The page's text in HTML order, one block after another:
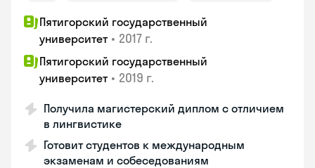
Пятигорский государственный
университет • 2017 г.
Пятигорский государственный
университет • 2019 г.
Получила магистерский диплом с отличием
в лингвистике
Готовит студентов к международным
экзаменам и собеседованиям